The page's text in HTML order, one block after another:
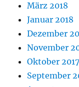
März 2018
Januar 2018
Dezember
November
Oktober 2017
September